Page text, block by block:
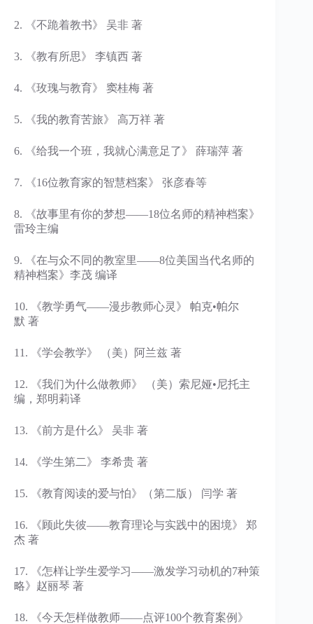
2. 《不跪着教书》 吴非 著
3. 《教有所思》 李镇西 著
4. 《玫瑰与教育》 窦桂梅 著
5. 《我的教育苦旅》 高万祥 著
6. 《给我一个班，我就心满意足了》 薛瑞萍 著
7. 《16位教育家的智慧档案》 张彦春等
8. 《故事里有你的梦想——18位名师的精神档案》
雷玲主编
9. 《在与众不同的教室里——8位美国当代名师的
精神档案》李茂 编译
10. 《教学勇气——漫步教师心灵》 帕克•帕尔
默 著
11. 《学会教学》 （美）阿兰兹 著
12. 《我们为什么做教师》 （美）索尼娅•尼托主
编，郑明莉译
13. 《前方是什么》 吴非 著
14. 《学生第二》 李希贵 著
15. 《教育阅读的爱与怕》（第二版） 闫学 著
16. 《顾此失彼——教育理论与实践中的困境》 郑
杰 著
17. 《怎样让学生爱学习——激发学习动机的7种策
略》赵丽琴 著
18. 《今天怎样做教师——点评100个教育案例》